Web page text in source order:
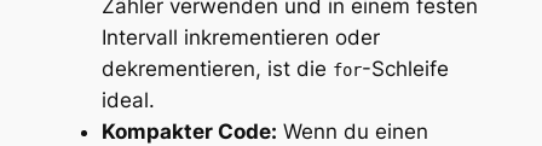
Zähler verwenden und in einem festen
Intervall inkrementieren oder
dekrementieren, ist die for-Schleife
ideal.
Kompakter Code: Wenn du einen